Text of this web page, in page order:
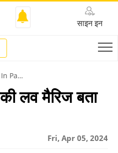
साइन इन
Love Lines In Palm Reading
लव मैरिज बता
Fri, Apr 05, 2024